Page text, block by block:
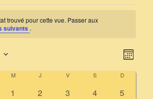
trouvé pour cette vue. Passer aux
suivants .
par
Mois
MMERCREDI
J VVENDREDI
SSAMEDI DDIMANCHE
0
1
0
2
0
3
0
4
0
5